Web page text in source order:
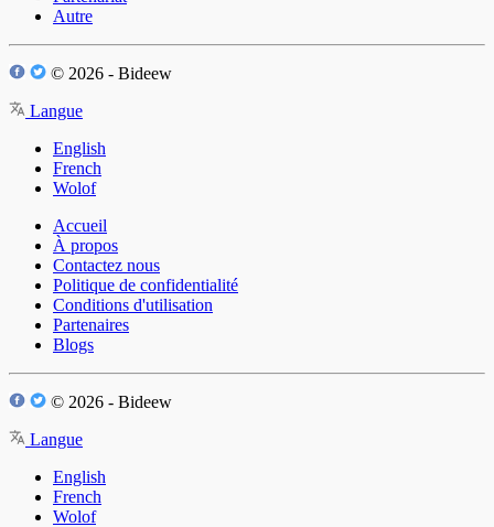
Autre
© 2026 - Bideew
Langue
English
French
Wolof
Accueil
À propos
Contactez nous
Politique de confidentialité
Conditions d'utilisation
Partenaires
Blogs
© 2026 - Bideew
Langue
English
French
Wolof